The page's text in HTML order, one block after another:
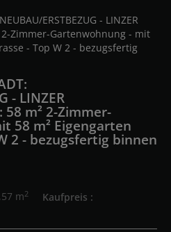
- LINZER
58 m² 2-Zimmer-
58 m² Eigengarten
2 - bezugsfertig binnen
m2
Kaufpreis